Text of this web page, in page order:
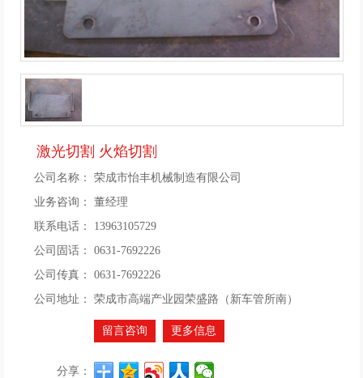
激光切割 火焰切割
公司名称：
荣成市怡丰机械制造有限公司
业务咨询：
董经理
联系电话：
13963105729
公司固话：
0631-7692226
公司传真：
0631-7692226
公司地址：
荣成市高端产业园荣盛路（新车管所南）
留言咨询 更多信息
分享：